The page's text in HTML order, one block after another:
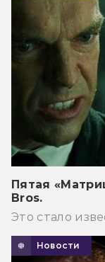
Пятая
Bros.
Это стало
Новости